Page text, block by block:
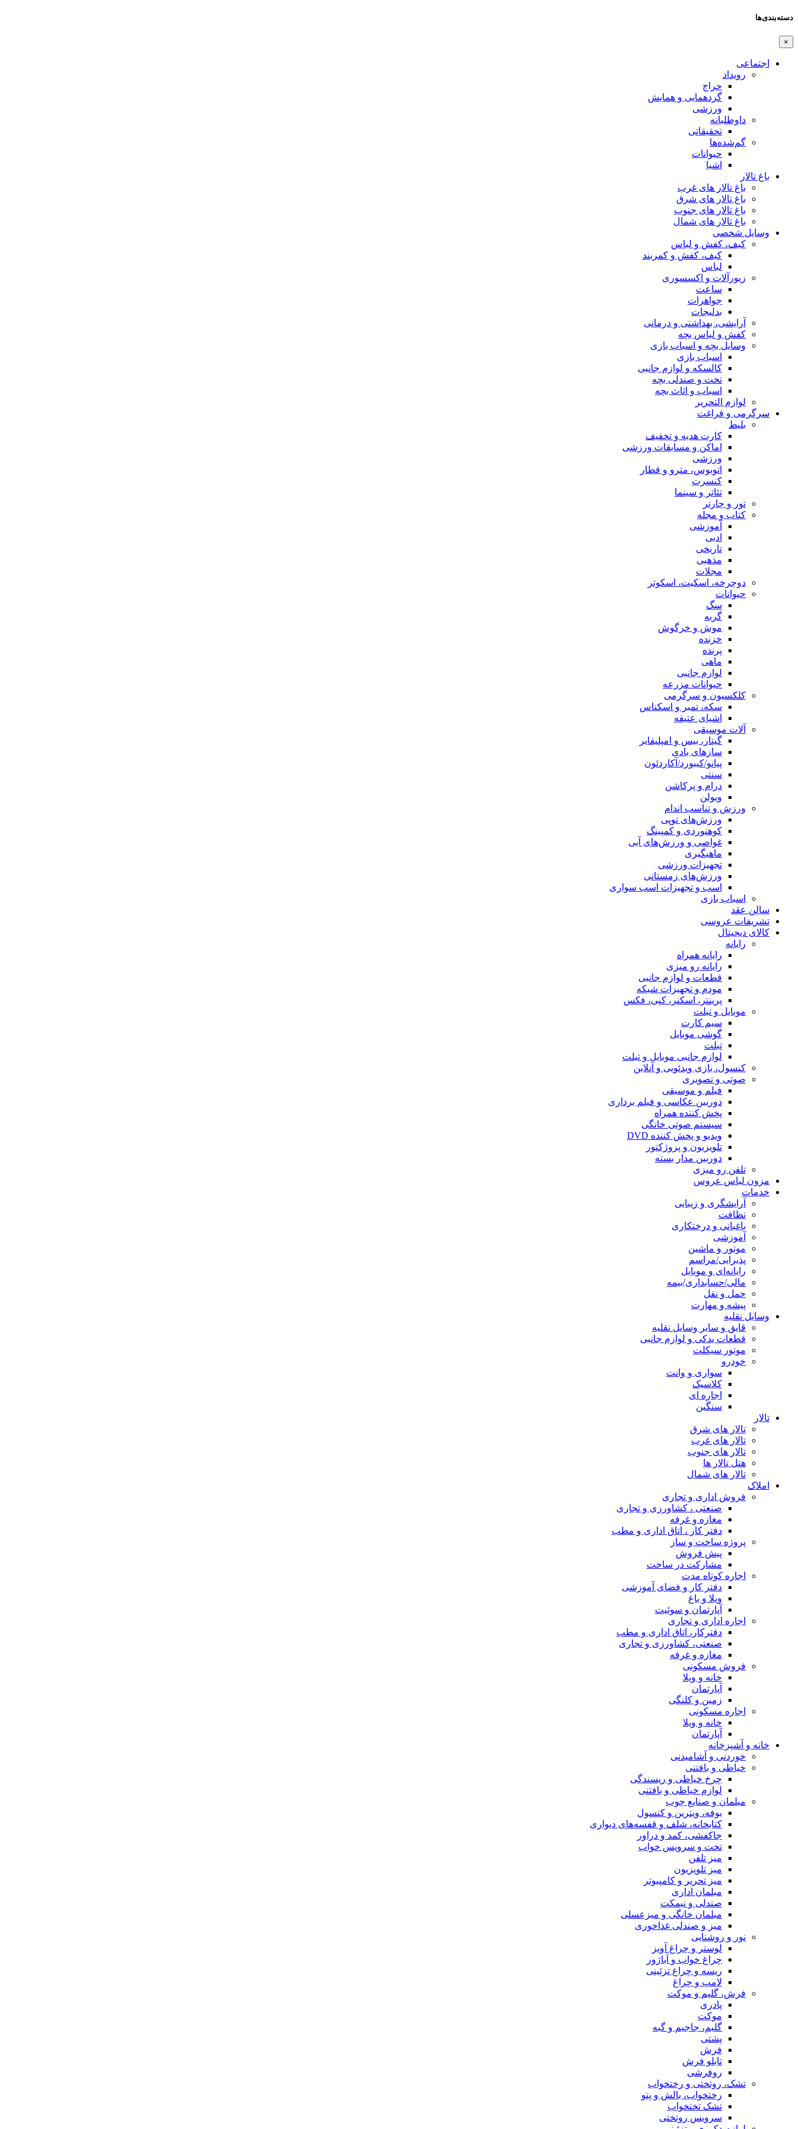
دسته‌بندی‌ها
×
اجتماعی
رویداد
حراج
گردهمایی و همایش
ورزشی
داوطلبانه
تحقیقاتی
گم‌شده‌ها
حیوانات
اشیا
باغ تالار
باغ تالار های غرب
باغ تالار های شرق
باغ تالار های جنوب
باغ تالار های شمال
وسایل شخصی
کیف، کفش و لباس
کیف، کفش و کمربند
لباس
زیورآلات و اکسسوری
ساعت
جواهرات
بدلیجات
آرایشی، بهداشتی و درمانی
کفش و لباس بچه
وسایل بچه و اسباب بازی
اسباب بازی
کالسکه و لوازم جانبی
تخت و صندلی بچه
اسباب و اثاث بچه
لوازم التحریر
سرگرمی و فراغت
بلیط
کارت هدیه و تخفیف
اماکن و مسابقات ورزشی
ورزشی
اتوبوس، مترو و قطار
کنسرت
تئاتر و سینما
تور و چارتر
کتاب و مجله
آموزشی
ادبی
تاریخی
مذهبی
مجلات
دوچرخه، اسکیت، اسکوتر
حیوانات
سگ
گربه
موش و خرگوش
خزنده
پرنده
ماهی
لوازم جانبی
حیوانات مزرعه
کلکسیون و سرگرمی
سکه، تمبر و اسکناس
اشیای عتیقه
آلات موسیقی
گیتار، بیس و امپلیفایر
سازهای بادی
پیانو/کیبورد/آکاردئون
سنتی
درام و پرکاشن
ویولن
ورزش و تناسب اندام
ورزش‌های توپی
کوهنوردی و کمپینگ
غواصی و ورزش‌های آبی
ماهیگیری
تجهیزات ورزشی
ورزش‌های زمستانی
اسب و تجهیزات اسب سواری
اسباب‌ بازی
سالن عقد
تشریفات عروسی
کالای دیجیتال
رایانه
رایانه همراه
رایانه رو میزی
قطعات و لوازم جانبی
مودم و تجهیزات شبکه
پرینتر، اسکنر، کپی، فکس
موبایل و تبلت
سیم کارت
گوشی موبایل
تبلت
لوازم جانبی موبایل و تبلت
کنسول، بازی‌ ویدئویی و آنلاین
صوتی و تصویری
فیلم و موسیقی
دوربین عکاسی و فیلم برداری
پخش کننده همراه
سیستم صوتی خانگی
ویدیو و پخش کننده DVD
تلویزیون و پروژکتور
دوربین مدار بسته
تلفن رو میزی
مزون لباس عروس
خدمات
آرایشگری و زیبایی
نظافت
باغبانی و درختکاری
آموزشی
موتور و ماشین
پذیرایی/مراسم
رایانه‌ای و موبایل
مالی/حسابداری/بیمه
حمل و نقل
پیشه و مهارت
وسایل نقلیه
قایق و سایر وسایل نقلیه
قطعات یدکی و لوازم جانبی
موتور سیکلت
خودرو
سواری و وانت
کلاسیک
اجاره ای
سنگین
تالار
تالار های شرق
تالار های غرب
تالار های جنوب
هتل تالار ها
تالار های شمال
املاک
فروش اداری و تجاری
صنعتی ، کشاورزی و تجاری
مغازه و غرفه
دفتر کار ، اتاق اداری و مطب
پروژه ساخت و ساز
پیش فروش
مشارکت در ساخت
اجاره کوتاه مدت
دفتر کار و فضای آموزشی
ویلا و باغ
آپارتمان و سوئیت
اجاره اداری و تجاری
دفترکار، اتاق اداری و مطب
صنعتی، کشاورزی و تجاری
مغازه و غرفه
فروش مسکونی
خانه و ویلا
آپارتمان
زمین و کلنگی
اجاره مسکونی
خانه و ویلا
آپارتمان
خانه و آشپزخانه
خوردنی و آشامیدنی
خیاطی و بافتنی
چرخ خیاطی و ریسندگی
لوازم خیاطی و بافتنی
مبلمان و صنایع چوب
بوفه، ویترین و کنسول
کتابخانه، شلف و قفسه‌های دیواری
جاکفشی، کمد و دراور
تخت و سرویس خواب
میز تلفن
میز تلویزیون
میز تحریر و کامپیوتر
مبلمان اداری
صندلی و نیمکت
مبلمان خانگی و میزعسلی
میز و صندلی غذاخوری
نور و روشنایی
لوستر و چراغ آویز
چراغ خواب و آباژور
ریسه و چراغ تزئینی
لامپ و چراغ
فرش، گلیم و موکت
پادری
موکت
گلیم، جاجیم و گبه
پشتی
فرش
تابلو فرش
روفرشی
تشک، روتختی و رختخواب
رختخواب، بالش و پتو
تشک تختخواب
سرویس روتختی